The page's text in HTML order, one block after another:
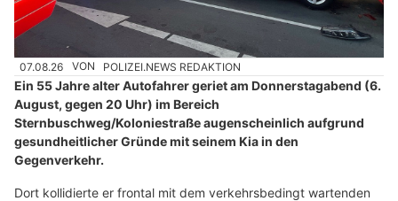
07.08.26 VON POLIZEI.NEWS REDAKTION
Ein 55 Jahre alter Autofahrer geriet am Donnerstagabend (6.
August, gegen 20 Uhr) im Bereich
Sternbuschweg/Koloniestraße augenscheinlich aufgrund
gesundheitlicher Gründe mit seinem Kia in den
Gegenverkehr.
Dort kollidierte er frontal mit dem verkehrsbedingt wartenden